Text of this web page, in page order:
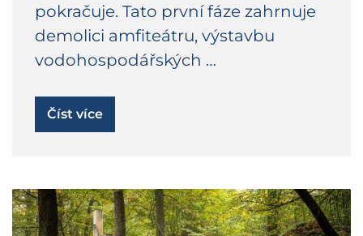
pokračuje. Tato první fáze zahrnuje
demolici amfiteátru, výstavbu
vodohospodářských …
Číst více